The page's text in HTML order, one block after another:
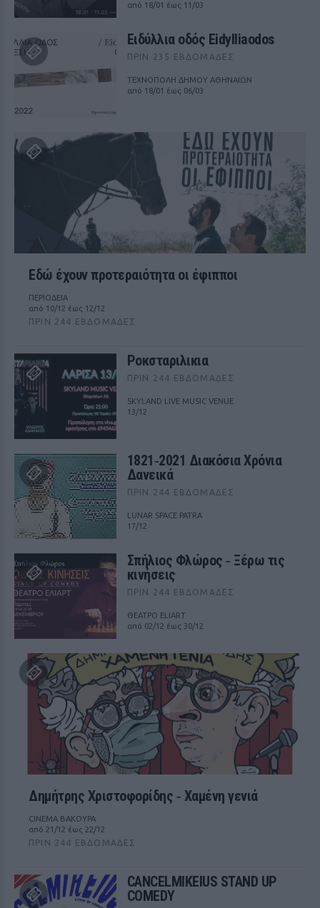
από 18/01 έως 11/03
Ειδύλλια οδός Eidylliaodos
ΠΡΙΝ 235 ΕΒΔΟΜΆΔΕΣ
ΤΕΧΝΟΠΟΛΗ ΔΗΜΟΥ ΑΘΗΝΑΙΩΝ
από 18/01 έως 06/03
Εδώ έχουν προτεραιότητα οι έφιπποι
ΠΕΡΙΟΔΕΙΑ
από 10/12 έως 12/12
ΠΡΙΝ 244 ΕΒΔΟΜΆΔΕΣ
Ροκσταριλικια
ΠΡΙΝ 244 ΕΒΔΟΜΆΔΕΣ
SKYLAND LIVE MUSIC VENUE
13/12
1821‑2021 Διακόσια Χρόνια
Δανεικά
ΠΡΙΝ 244 ΕΒΔΟΜΆΔΕΣ
LUNAR SPACE PATRA
17/12
Σπήλιος Φλώρος ‑ Ξέρω τις
κινήσεις
ΠΡΙΝ 244 ΕΒΔΟΜΆΔΕΣ
ΘΕΑΤΡΟ ELIART
από 02/12 έως 30/12
Δημήτρης Χριστοφορίδης ‑ Χαμένη γενιά
CINEMA ΒΑΚΟΥΡΑ
από 21/12 έως 22/12
ΠΡΙΝ 244 ΕΒΔΟΜΆΔΕΣ
CANCELMIKEIUS STAND UP
COMEDY